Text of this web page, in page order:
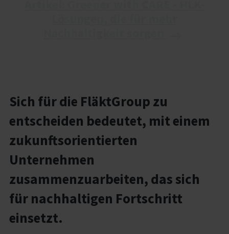
Sich für die FläktGroup zu
entscheiden bedeutet, mit einem
zukunftsorientierten
Unternehmen
zusammenzuarbeiten, das sich
für nachhaltigen Fortschritt
einsetzt.